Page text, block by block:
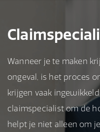
Wanneer je te maken
ongeval, is het proces
krijgen vaak
claimspecialist om de
helpt je niet alleen om